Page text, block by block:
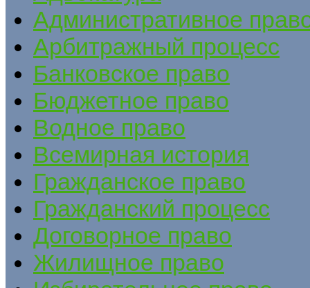
Административное
Арбитражный процесс
Банковское право
Бюджетное право
Водное право
Всемирная история
Гражданское право
Гражданский процесс
Договорное право
Жилищное право